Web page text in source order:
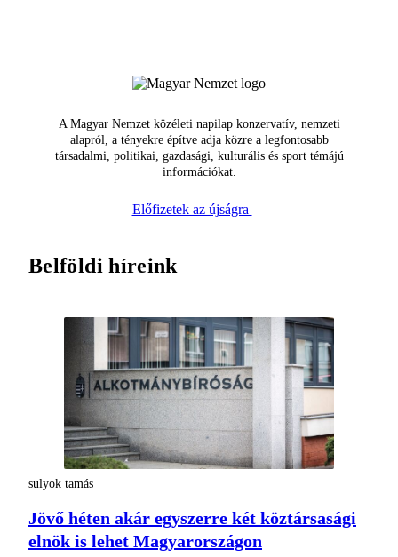
A Magyar Nemzet közéleti napilap konzervatív, nemzeti
alapról, a tényekre építve adja közre a legfontosabb
társadalmi, politikai, gazdasági, kulturális és sport témájú
információkat.
Előfizetek az újságra
Belföldi híreink
sulyok tamás
Jövő héten akár egyszerre két köztársasági
elnök is lehet Magyarországon